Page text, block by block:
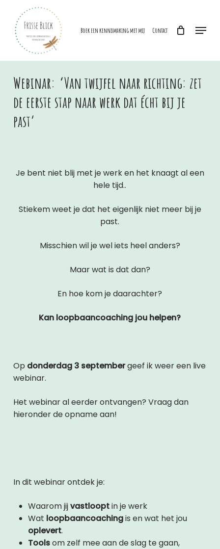
main
content
Boek een kennismaking met mij Contact Menu
Webinar: ‘Van twijfel naar richting: zet
de eerste stap naar werk dat écht bij je
past’
Je bent niet blij met je werk en het knaagt al een
hele tijd..
Stiekem weet je dat het eigenlijk niet meer bij je
past.
Misschien wil je wel iets heel anders?
Maar wat is dat dan?
En hoe kom je daarachter?
Kan loopbaancoaching jou helpen?
Op donderdag 3 septembergeef ik weer een live
webinar.
Het webinar al eerder ontvangen? Vraag dan
hieronder de opname aan!
In dit webinar ontdek je:
Waarom jijvastlooptin je werk
Wat loopbaancoachingis en wat het jou
oplevert.
Toolsom zelf mee aan de slag te gaan,